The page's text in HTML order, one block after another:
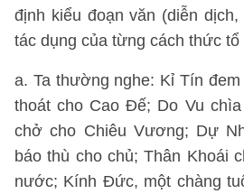
định kiểu đoạn văn (diễn
tác dụng của từng cách thức
a. Ta thường nghe: Kỉ Tín
thoát cho Cao Đế; Do Vu
chở cho Chiêu Vương; Dự
báo thù cho chủ; Thân Khoái
nước; Kính Đức, một chàng